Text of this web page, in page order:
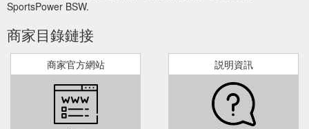
SportsPower BSW.
商家目錄鏈接
商家官方網站 説明資訊